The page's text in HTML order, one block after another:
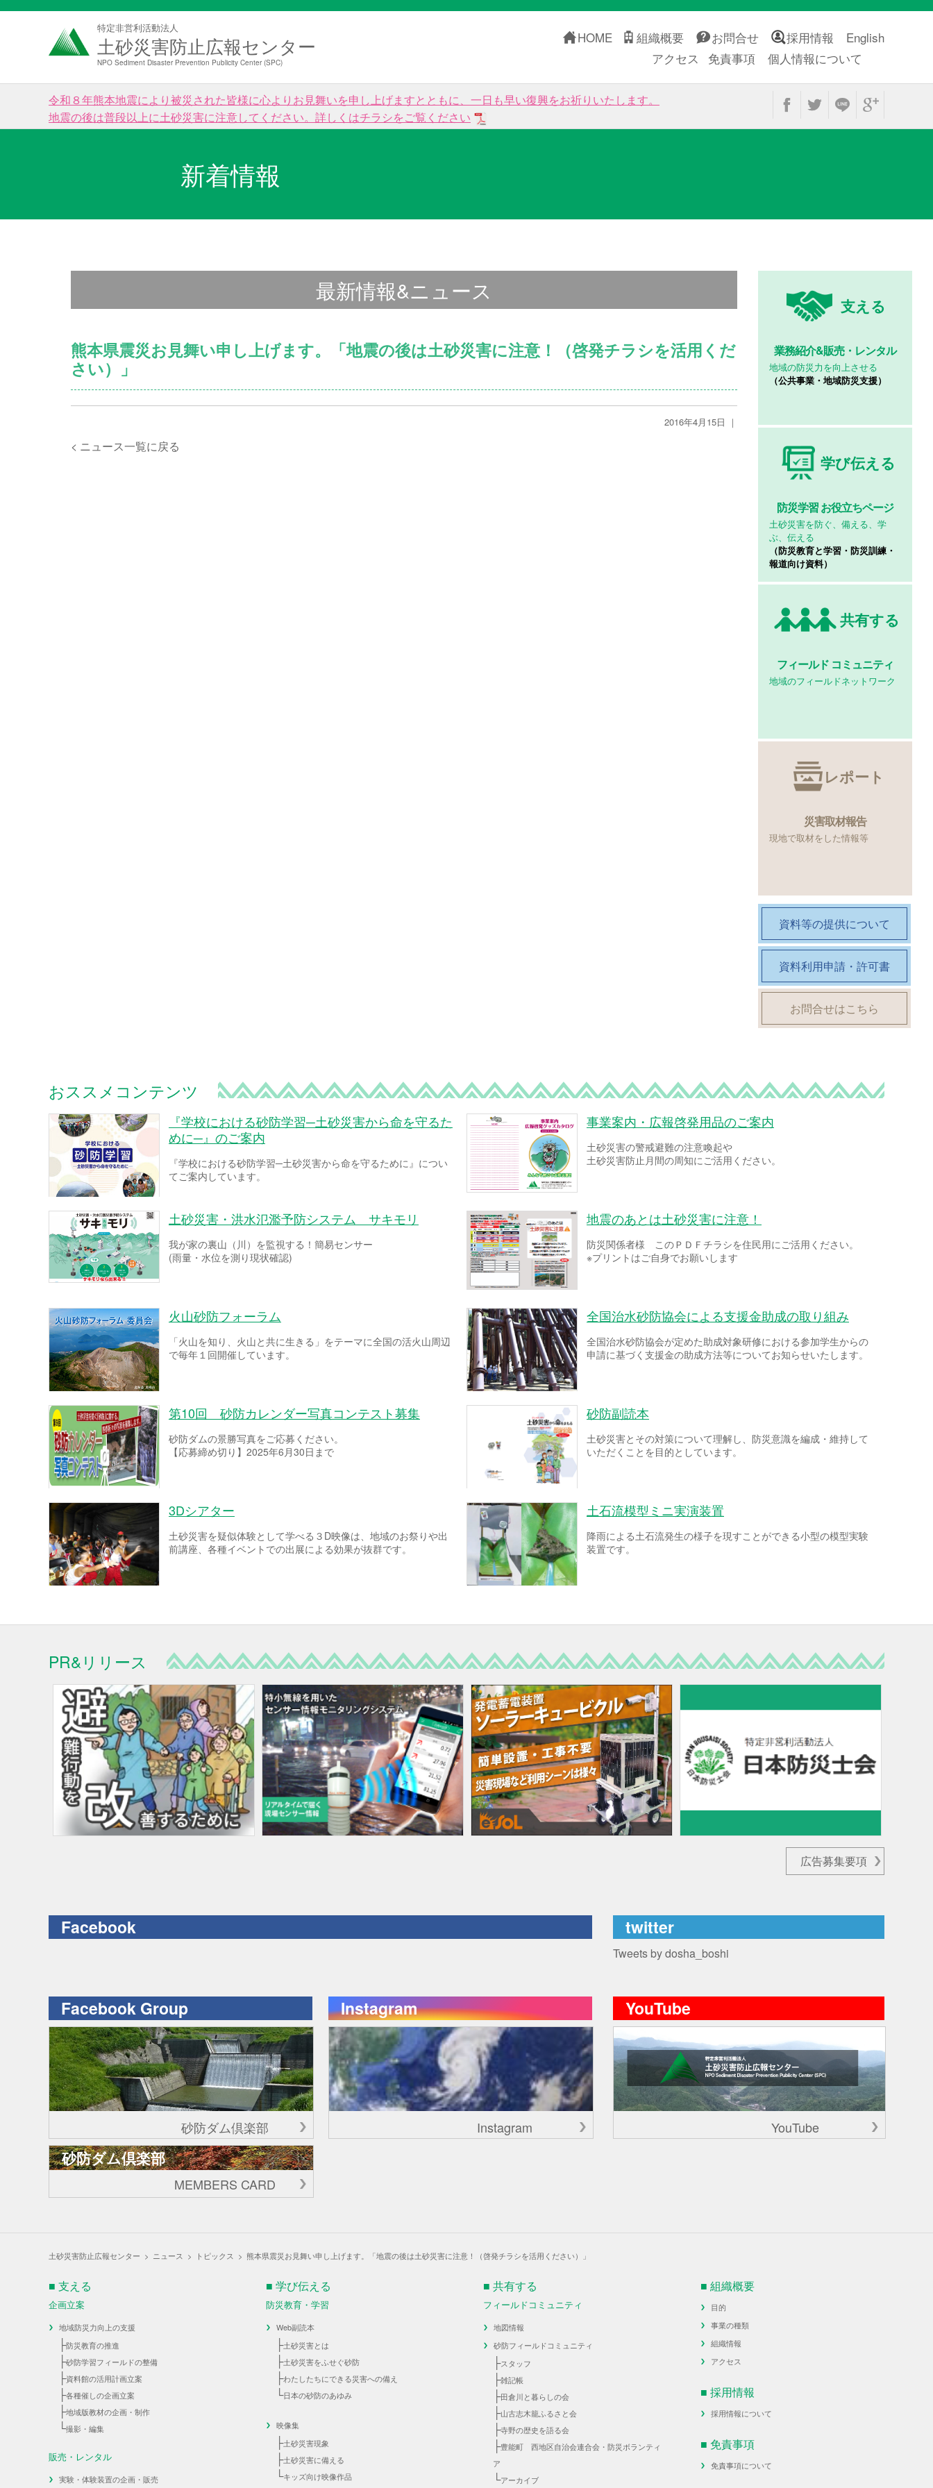
特定非営利活動法人
土砂災害防止広報センター
NPO Sediment Disaster Prevention Publicity Center (SPC)
HOME 組織概要 お問合せ 採用情報
English
アクセス
免責事項 個人情報について
令和８年熊本地震により被災された皆様に心よりお見舞いを申し上げますとともに、一日も早い復興をお祈りいたします。
地震の後は普段以上に土砂災害に注意してください。詳しくはチラシをご覧ください
新着情報
最新情報&ニュース
熊本県震災お見舞い申し上げます。「地震の後は土砂災害に注意！（啓発チラシを活用くだ
さい）」
2016年4月15日 ｜
< ニュース一覧に戻る
支える
業務紹介&販売・レンタル
地域の防災力を向上させる
（公共事業・地域防災支援）
学び伝える
防災学習お役立ちページ
土砂災害を防ぐ、備える、学
ぶ、伝える
（防災教育と学習・防災訓練・
報道向け資料）
共有する
フィールド コミュニティ
地域のフィールドネットワーク
レポート
災害取材報告
現地で取材をした情報等
資料等の提供について
資料利用申請・許可書
お問合せはこちら
おススメコンテンツ
『学校における砂防学習─土砂災害から命を守るた
めに─』のご案内
『学校における砂防学習─土砂災害から命を守るために』につい
てご案内しています。
事業案内・広報啓発用品のご案内
土砂災害の警戒避難の注意喚起や
土砂災害防止月間の周知にご活用ください。
土砂災害・洪水氾濫予防システム サキモリ
我が家の裏山（川）を監視する！簡易センサー
(雨量・水位を測り現状確認)
地震のあとは土砂災害に注意！
防災関係者様 このＰＤＦチラシを住民用にご活用ください。
※プリントはご自身でお願いします
火山砂防フォーラム
「火山を知り、火山と共に生きる」をテーマに全国の活火山周辺
で毎年１回開催しています。
全国治水砂防協会による支援金助成の取り組み
全国治水砂防協会が定めた助成対象研修における参加学生からの
申請に基づく支援金の助成方法等についてお知らせいたします。
第10回 砂防カレンダー写真コンテスト募集
砂防ダムの景勝写真をご応募ください。
【応募締め切り】2025年6月30日まで
砂防副読本
土砂災害とその対策について理解し、防災意識を編成・維持して
いただくことを目的としています。
3Dシアター
土砂災害を疑似体験として学べる３D映像は、地域のお祭りや出
前講座、各種イベントでの出展による効果が抜群です。
土石流模型ミニ実演装置
降雨による土石流発生の様子を現すことができる小型の模型実験
装置です。
PR&リリース
広告募集要項
Facebook twitter
Tweets by dosha_boshi
Facebook Group
砂防ダム倶楽部
砂防ダム倶楽部
MEMBERS CARD
Instagram
Instagram
YouTube
YouTube
土砂災害防止広報センター > ニュース > トピックス > 熊本県震災お見舞い申し上げます。「地震の後は土砂災害に注意！（啓発チラシを活用ください）」
■ 支える
企画立案
地域防災力向上の支援
├防災教育の推進
├砂防学習フィールドの整備
├資料館の活用計画立案
├各種催しの企画立案
├地域版教材の企画・制作
└撮影・編集
販売・レンタル
実験・体験装置の企画・販売
■ 学び伝える
防災教育・学習
Web副読本
├土砂災害とは
├土砂災害をふせぐ砂防
├わたしたちにできる災害への備え
└日本の砂防のあゆみ
映像集
├土砂災害現象
├土砂災害に備える
└キッズ向け映像作品
■ 共有する
フィールドコミュニティ
地図情報
砂防フィールドコミュニティ
├スタッフ
├雑記帳
├田倉川と暮らしの会
├山古志木籠ふるさと会
├寺野の歴史を語る会
├豊能町 西地区自治会連合会・防災ボランティ
ア
└アーカイブ
■ 組織概要
目的
事業の種類
組織情報
アクセス
■ 採用情報
採用情報について
■ 免責事項
免責事項について